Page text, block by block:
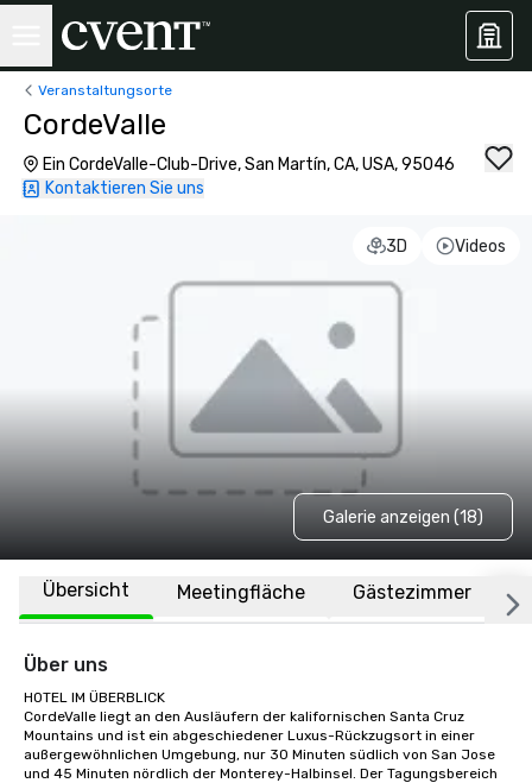
Veranstaltungsorte
CordeValle
Ein CordeValle-Club-Drive, San Martín, CA, USA, 95046
Kontaktieren Sie uns
3D Videos
Galerie anzeigen (18)
Übersicht Meetingfläche Gästezimmer
Über uns
HOTEL IM ÜBERBLICK
CordeValle liegt an den Ausläufern der kalifornischen Santa Cruz
Mountains und ist ein abgeschiedener Luxus-Rückzugsort in einer
außergewöhnlichen Umgebung, nur 30 Minuten südlich von San Jose
und 45 Minuten nördlich der Monterey-Halbinsel. Der Tagungsbereich